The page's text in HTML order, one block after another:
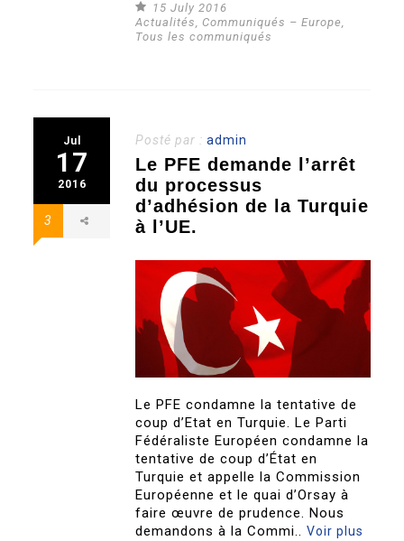
15 July 2016
Actualités, Communiqués – Europe,
Tous les communiqués
Jul
17
2016
3
Posté par :admin
Le PFE demande l’arrêt
du processus
d’adhésion de la Turquie
à l’UE.
Le PFE condamne la tentative de
coup d’Etat en Turquie. Le Parti
Fédéraliste Européen condamne la
tentative de coup d’État en
Turquie et appelle la Commission
Européenne et le quai d’Orsay à
faire œuvre de prudence. Nous
demandons à la Commi..Voir plus